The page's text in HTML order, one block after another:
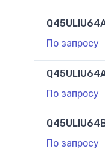
По запросу
По запросу
По запросу